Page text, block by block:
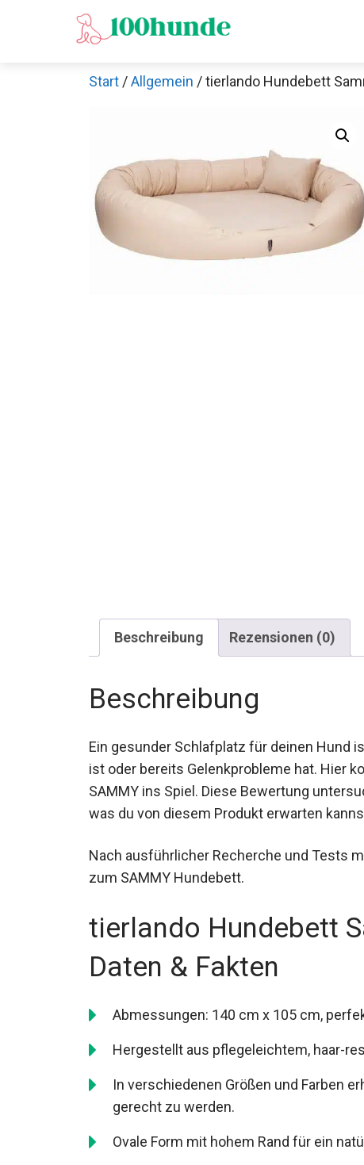
Start /Allgemein / tierlando Hundebett
Beschreibung Rezensionen (0)
Beschreibung
Ein gesunder Schlafplatz für deinen Hund
ist oder bereits Gelenkprobleme hat. Hier
SAMMY ins Spiel. Diese Bewertung
was du von diesem Produkt erwarten
Nach ausführlicher Recherche und Tests
zum SAMMY Hundebett.
tierlando Hundebett
Daten & Fakten
Abmessungen: 140 cm x 105 cm,
Hergestellt aus pflegeleichtem, haar-
In verschiedenen Größen und Farben
gerecht zu werden.
Ovale Form mit hohem Rand für ein